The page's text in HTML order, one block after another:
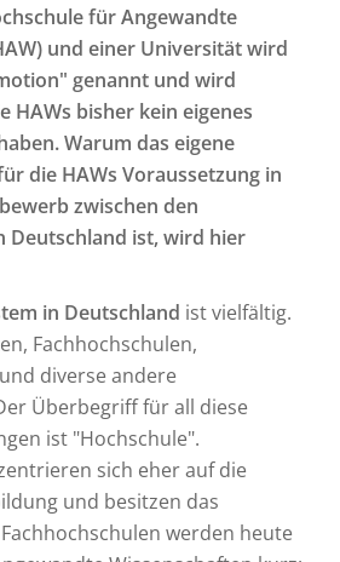
für Angewandte
und einer Universität wird
genannt und wird
HAWs bisher kein eigenes
Warum das eigene
die HAWs Voraussetzung in
zwischen den
Deutschland ist, wird hier
in Deutschland ist vielfältig.
Fachhochschulen,
diverse andere
Überbegriff für all diese
ist "Hochschule".
sich eher auf die
und besitzen das
werden heute